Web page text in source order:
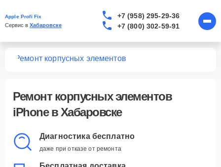
Apple Profi Fix
Сервис в Хабаровске
+7 (958) 295-29-36
+7 (800) 302-59-91
Ремонт корпусных элементов
Ремонт корпусных элементов
iPhone в Хабаровске
Диагностика бесплатно
даже при отказе от ремонта